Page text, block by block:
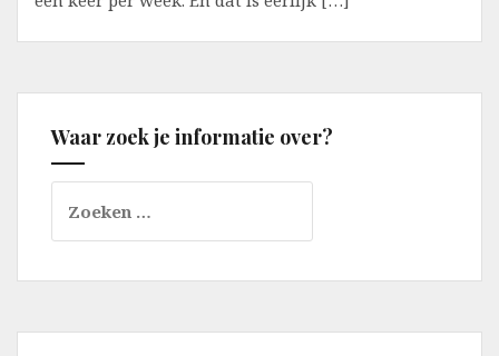
Waar zoek je informatie over?
naar: